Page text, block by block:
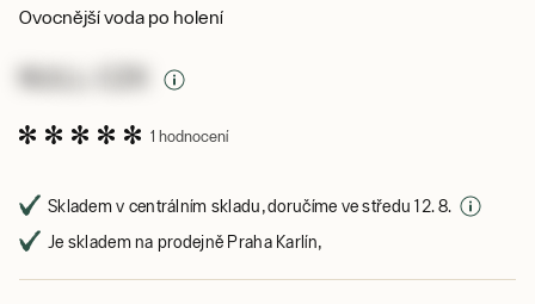
Ovocnější voda po holení
NULL CZK
1 hodnocení
Skladem v centrálním skladu, doručíme ve středu 12. 8.
Je skladem na prodejně Praha Karlín,